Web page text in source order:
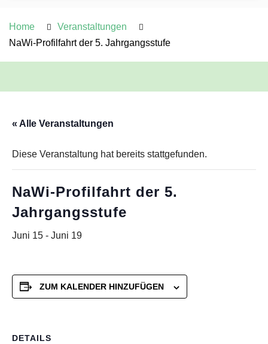
Home
Veranstaltungen
NaWi-Profilfahrt der 5. Jahrgangsstufe
« Alle Veranstaltungen
Diese Veranstaltung hat bereits stattgefunden.
NaWi-Profilfahrt der 5.
Jahrgangsstufe
Juni 15 - Juni 19
ZUM KALENDER HINZUFÜGEN
DETAILS